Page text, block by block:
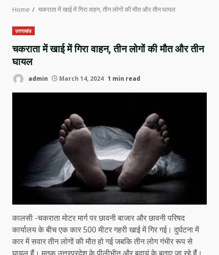
Home चकराता में खाई में गिरा वाहन, तीन लोगों की मौत और तीन घायल
उत्तराखंड
चकराता में खाई में गिरा वाहन, तीन लोगों की मौत और तीन
घायल
admin March 14, 2024 1 min read
कालसी -चकराता मोटर मार्ग पर छावनी बाजार और छावनी परिषद
कार्यालय के बीच एक कार 500 मीटर गहरी खाई में गिर गई। दुर्घटना में
कार में सवार तीन लोगों की मौत हो गई जबकि तीन लोग गंभीर रूप से
घायल हैं। मृतक उत्तरप्रदेश के पीलीभीत और बदायूं के बताए जा रहे हैं।